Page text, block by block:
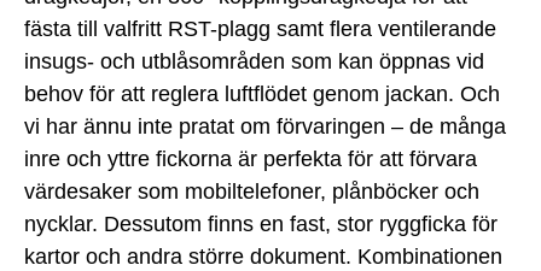
fästa till valfritt RST-plagg samt flera ventilerande
insugs- och utblåsområden som kan öppnas vid
behov för att reglera luftflödet genom jackan. Och
vi har ännu inte pratat om förvaringen – de många
inre och yttre fickorna är perfekta för att förvara
värdesaker som mobiltelefoner, plånböcker och
nycklar. Dessutom finns en fast, stor ryggficka för
kartor och andra större dokument. Kombinationen